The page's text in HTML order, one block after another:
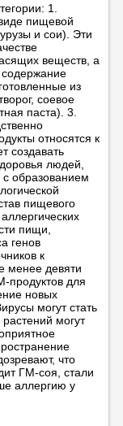
1.
пищевой
и сои). Эти
веществ, а
из
соевое
паста). 3.
относятся к
создавать
людей,
с образованием
пищевого
пищи,
генов
к
менее девяти
продуктов для
новых
могут стать
могут
что
ГМ-соя, стали
аллергию у